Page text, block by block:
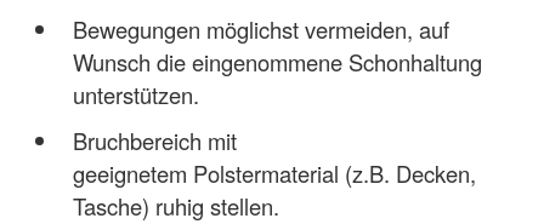
Bewegungen möglichst vermeiden, auf
Wunsch die eingenommene Schonhaltung
unterstützen.
Bruchbereich mit
geeignetem Polstermaterial (z.B. Decken,
Tasche) ruhig stellen.